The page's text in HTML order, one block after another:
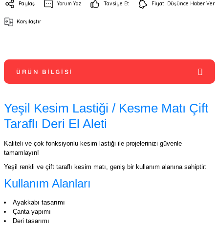
Paylaş Yorum Yaz Tavsiye Et Fiyatı Düşünce Haber Ver
Karşılaştır
ÜRÜN BILGISI
Yeşil Kesim Lastiği / Kesme Matı Çift
Taraflı Deri El Aleti
Kaliteli ve çok fonksiyonlu kesim lastiği ile projelerinizi güvenle
tamamlayın!
Yeşil renkli ve çift taraflı kesim matı, geniş bir kullanım alanına sahiptir:
Kullanım Alanları
Ayakkabı tasarımı
Çanta yapımı
Deri tasarımı